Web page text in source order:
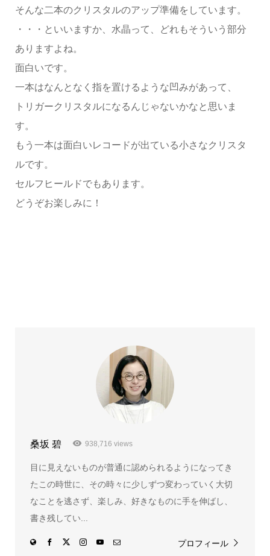
そんな二本のクリスタルのアップ準備をしています。
・・・といいますか、水晶って、どれもそういう部分
ありますよね。
面白いです。
一本はなんとなく指を置けるような凹みがあって、
トリガークリスタルになるんじゃないかなと思いま
す。
もう一本は面白いレコードが出ている小さなクリスタ
ルです。
セルフヒールドでもあります。
どうぞお楽しみに！
桑坂 碧 938,716 views
目に見えないものが普通に認められるようになってき
たこの時世に、その時々に少しずつ変わっていく大切
なことを逃さず、楽しみ、好きなものに手を伸ばし、
書き残してい...
プロフィール